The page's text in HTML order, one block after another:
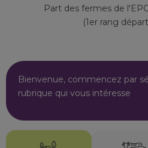
Part des fermes de
(1er rang
Bienvenue, commencez par
rubrique qui vous intéresse